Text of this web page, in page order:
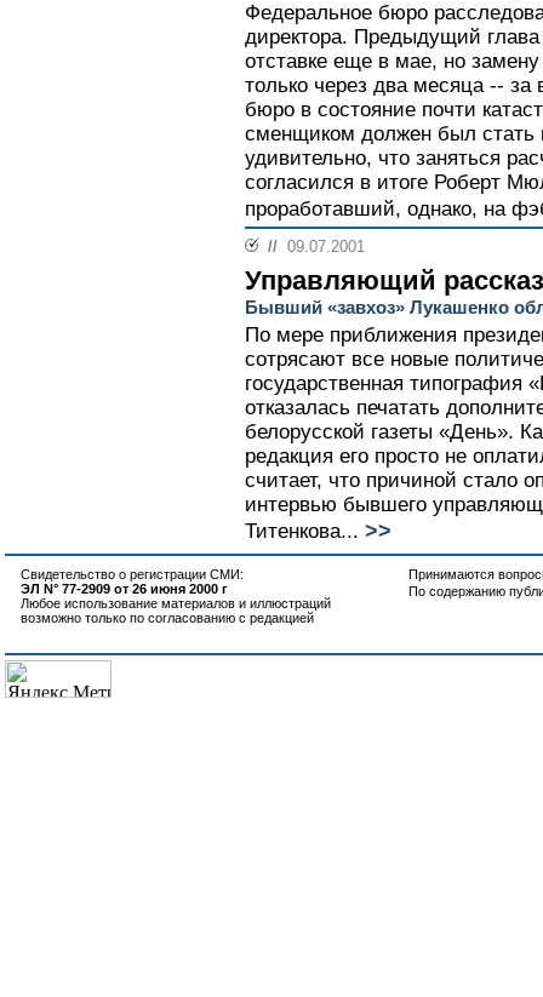
Федеральное бюро
директора. Предыдущий
отставке еще в мае, но
только через два месяца --
бюро в состояние почти
сменщиком должен был стать
удивительно, что заняться
согласился в итоге Роберт
проработавший, однако, на
// 09.07.2001
Управляющий
Бывший «завхоз» Лукашенко
По мере приближения
сотрясают все новые
государственная типография
отказалась печатать
белорусской газеты «День».
редакция его просто не
считает, что причиной стало
интервью бывшего
Титенкова... >>
Свидетельство о регистрации СМИ:
ЭЛ N° 77-2909 от 26 июня 2000 г
Любое использование материалов и иллюстраций
возможно только по согласованию с редакцией
Принимаются
По содержанию